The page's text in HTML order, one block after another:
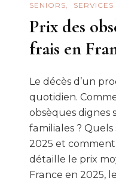
SENIORS SERVICES
Prix des
frais en
Le décès d’un
quotidien.
obsèques dignes
familiales ?
2025 et
détaille le prix
France en 2025,